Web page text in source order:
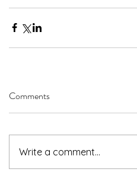
Comments
Write a comment...